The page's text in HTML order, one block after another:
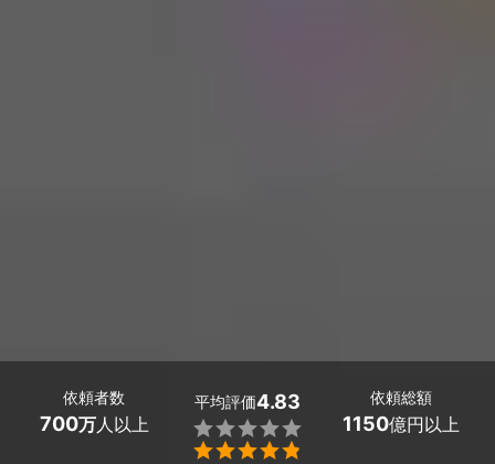
依頼者数
700万人以上
平均評価4.83


依頼総額
1150億円以上